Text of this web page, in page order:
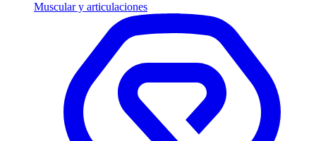
Muscular y articulaciones